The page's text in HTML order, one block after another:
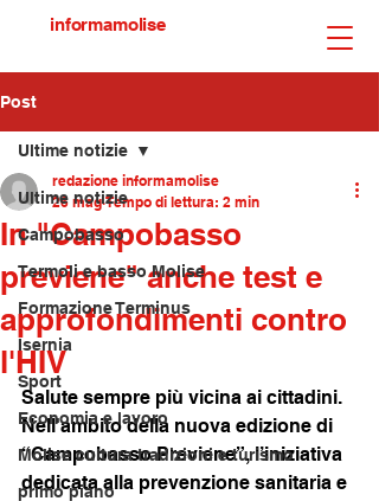
informamolise
Post
Ultime notizie
Campobasso
Termoli e basso Molise
Formazione Terminus
Isernia
Sport
Economia e lavoro
Molise cultura tradizioni e turismo
primo piano
Ultime notizie
In "Campobasso
previene" anche test e
approfondimenti contro
l'HIV
redazione informamolise
26 mag Tempo di lettura: 2 min
Salute sempre più vicina ai cittadini.
Nell'ambito della nuova edizione di
“Campobasso Previene”, l’iniziativa
dedicata alla prevenzione sanitaria e